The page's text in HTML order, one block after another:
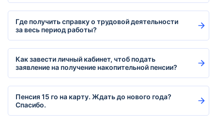
Где получить справку о трудовой деятельности
за весь период работы?
Как завести личный кабинет, чтоб подать
заявление на получение накопительной пенсии?
Пенсия 15 го на карту. Ждать до нового года?
Спасибо.